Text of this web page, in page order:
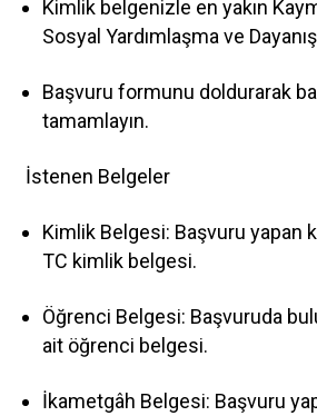
Kimlik belgenizle en yakın
Sosyal Yardımlaşma ve
Başvuru formunu doldurarak
tamamlayın.
İstenen Belgeler
Kimlik Belgesi: Başvuru yapan
TC kimlik belgesi.
Öğrenci Belgesi: Başvuruda
ait öğrenci belgesi.
İkametgâh Belgesi: Başvuru